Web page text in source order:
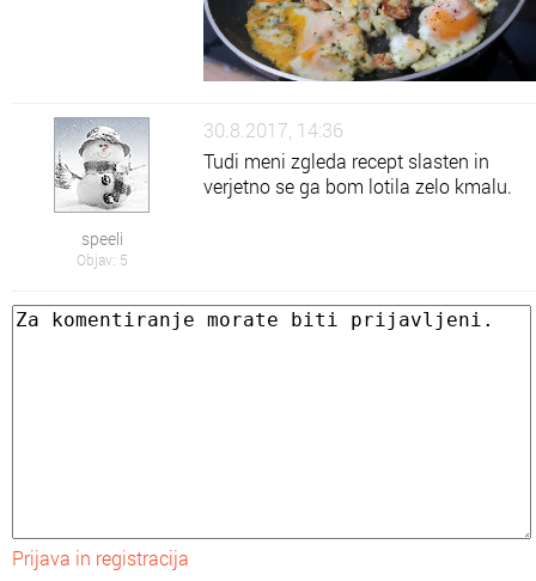
speeli
Objav: 5
30.8.2017, 14:36
Tudi meni zgleda recept slasten in
verjetno se ga bom lotila zelo kmalu.
Prijava in registracija